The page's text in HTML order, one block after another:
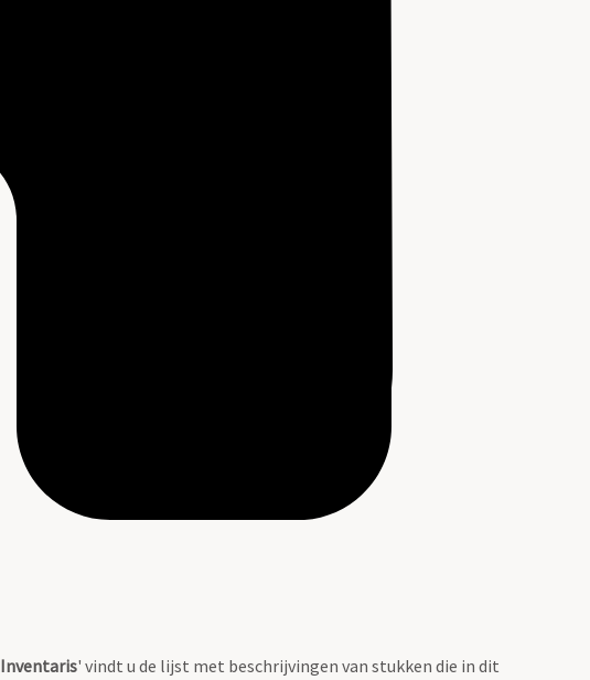
Inventaris' vindt u de lijst met beschrijvingen van stukken die in dit